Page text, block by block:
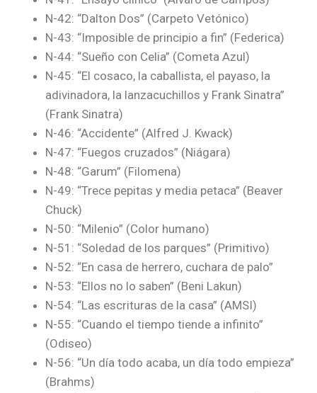
N-42: “Dalton Dos” (Carpeto Vetónico)
N-43: “Imposible de principio a fin” (Federica)
N-44: “Sueño con Celia” (Cometa Azul)
N-45: “El cosaco, la caballista, el payaso, la
adivinadora, la lanzacuchillos y Frank Sinatra”
(Frank Sinatra)
N-46: “Accidente” (Alfred J. Kwack)
N-47: “Fuegos cruzados” (Niágara)
N-48: “Garum” (Filomena)
N-49: “Trece pepitas y media petaca” (Beaver
Chuck)
N-50: “Milenio” (Color humano)
N-51: “Soledad de los parques” (Primitivo)
N-52: “En casa de herrero, cuchara de palo”
N-53: “Ellos no lo saben” (Beni Lakun)
N-54: “Las escrituras de la casa” (AMSI)
N-55: “Cuando el tiempo tiende a infinito”
(Odiseo)
N-56: “Un día todo acaba, un día todo empieza”
(Brahms)